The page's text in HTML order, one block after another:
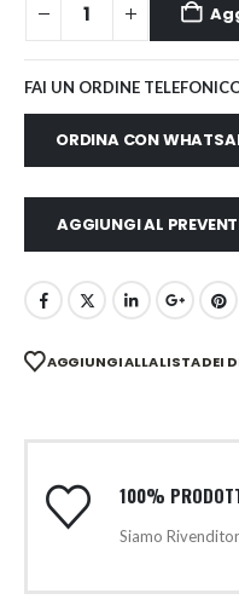
FAI UN ORDINE
ORDINA CON
AGGIUNGI AL
AGGIUNGI ALLA LISTA DEI
100%
Siamo